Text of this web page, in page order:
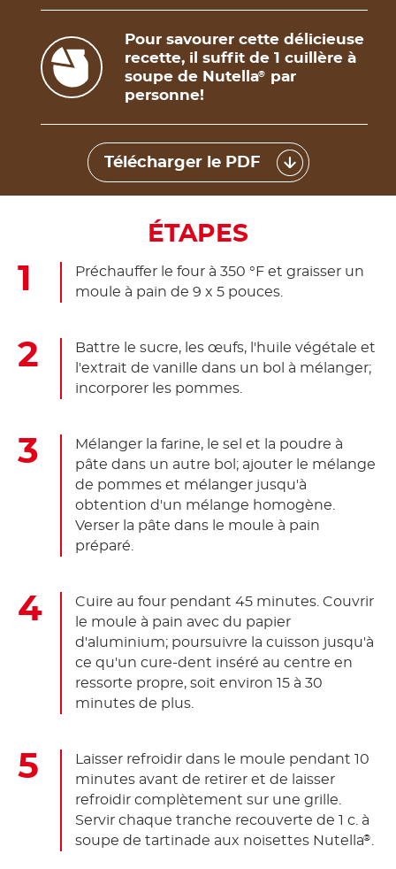
Pour savourer cette délicieuse
recette, il suffit de 1 cuillère à
soupe de Nutella®
par
personne!
Télécharger le PDF
ÉTAPES
Préchauffer le four à 350 °F et graisser un
moule à pain de 9 x 5 pouces.
Battre le sucre, les œufs, l'huile végétale et
l'extrait de vanille dans un bol à mélanger;
incorporer les pommes.
Mélanger la farine, le sel et la poudre à
pâte dans un autre bol; ajouter le mélange
de pommes et mélanger jusqu'à
obtention d'un mélange homogène.
Verser la pâte dans le moule à pain
préparé.
Cuire au four pendant 45 minutes. Couvrir
le moule à pain avec du papier
d'aluminium; poursuivre la cuisson jusqu'à
ce qu'un cure-dent inséré au centre en
ressorte propre, soit environ 15 à 30
minutes de plus.
Laisser refroidir dans le moule pendant 10
minutes avant de retirer et de laisser
refroidir complètement sur une grille.
Servir chaque tranche recouverte de 1 c. à
soupe de tartinade aux noisettes Nutella®